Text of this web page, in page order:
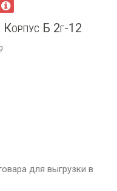
Б 2г-12
для выгрузки в